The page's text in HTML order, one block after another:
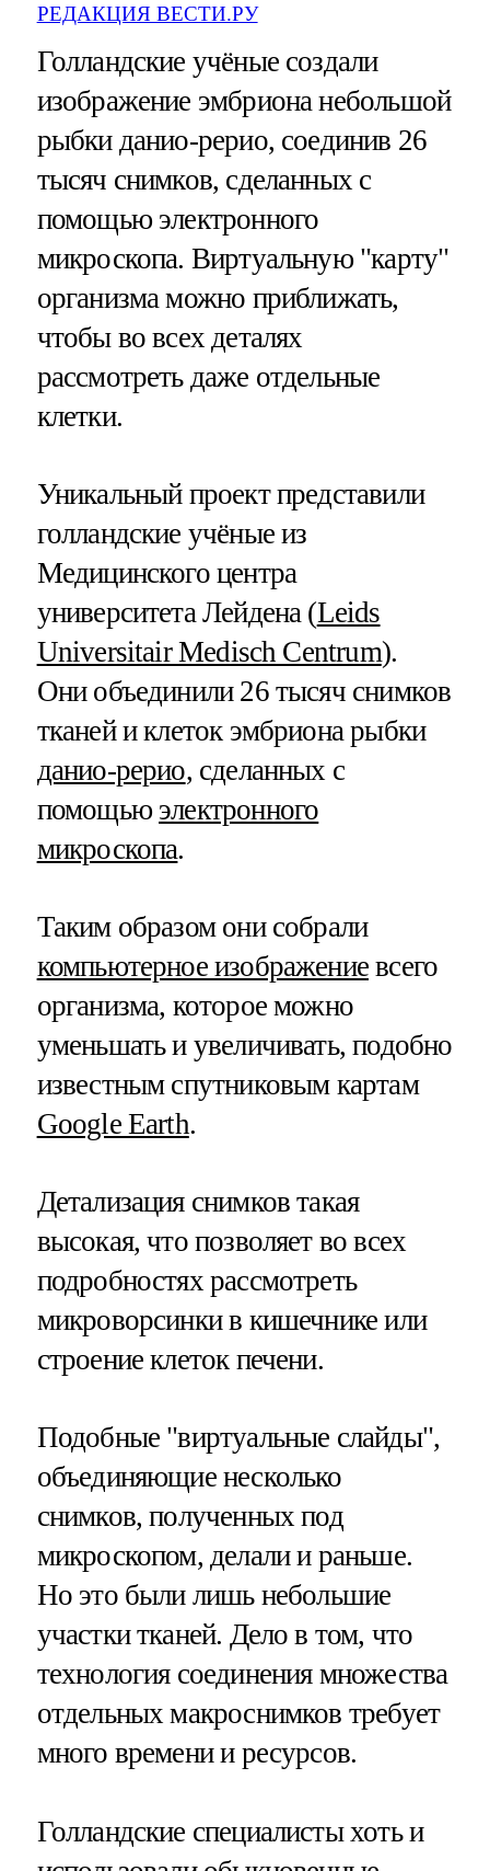
РЕДАКЦИЯ ВЕСТИ.РУ
Голландские учёные создали
изображение эмбриона небольшой
рыбки данио-рерио, соединив 26
тысяч снимков, сделанных с
помощью электронного
микроскопа. Виртуальную "карту"
организма можно приближать,
чтобы во всех деталях
рассмотреть даже отдельные
клетки.
Уникальный проект представили
голландские учёные из
Медицинского центра
университета Лейдена (Leids
Universitair Medisch Centrum).
Они объединили 26 тысяч снимков
тканей и клеток эмбриона рыбки
данио-рерио, сделанных с
помощью электронного
микроскопа.
Таким образом они собрали
компьютерное изображение всего
организма, которое можно
уменьшать и увеличивать, подобно
известным спутниковым картам
Google Earth.
Детализация снимков такая
высокая, что позволяет во всех
подробностях рассмотреть
микроворсинки в кишечнике или
строение клеток печени.
Подобные "виртуальные слайды",
объединяющие несколько
снимков, полученных под
микроскопом, делали и раньше.
Но это были лишь небольшие
участки тканей. Дело в том, что
технология соединения множества
отдельных макроснимков требует
много времени и ресурсов.
Голландские специалисты хоть и